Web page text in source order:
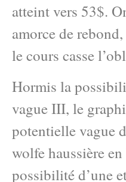
atteint vers 53$.
amorce de
le cours casse
Hormis la
vague III, le
potentielle vague
wolfe haussière
possibilité d’une